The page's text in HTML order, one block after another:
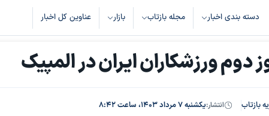
دسته بندی اخبار مجله بازتاب بازار عناوین کل اخبار
دوم ورزشکاران ایران در المپیک
بازتاب انتشار:یکشنبه ۷ مرداد ۱۴۰۳، ساعت ۸:۴۲